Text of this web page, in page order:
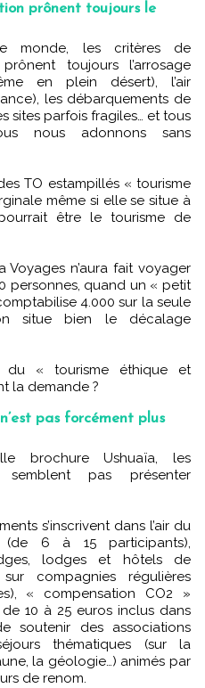
prônent toujours le
toujours l’arrosage
en plein désert), l’air
les débarquements de
sites parfois fragiles… et tous
nous adonnons sans
TO estampillés « tourisme
même si elle se situe à
être le tourisme de
Voyages n’aura fait voyager
personnes, quand un « petit
4.000 sur la seule
situe bien le décalage
du « tourisme éthique et
la demande ?
pas forcément plus
pas présenter
s’inscrivent dans l’air du
(de 6 à 15 participants),
lodges et hôtels de
compagnies régulières
« compensation CO2 »
10 à 25 euros inclus dans
soutenir des associations
thématiques (sur la
la géologie…) animés par
de renom.